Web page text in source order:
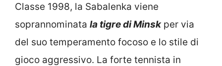
Classe 1998, la Sabalenka viene
soprannominata la tigre di Minskper via
del suo temperamento focoso e lo stile di
gioco aggressivo. La forte tennista in